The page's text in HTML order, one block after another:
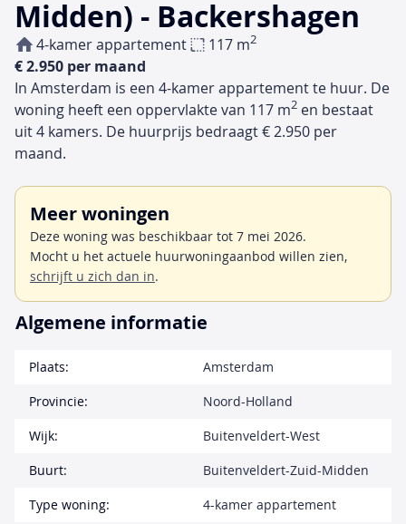
Midden) - Backershagen
4-kamer appartement 117 m2
€ 2.950 per maand
In Amsterdam is een 4-kamer appartement te huur. De
woning heeft een oppervlakte van 117 m2 en bestaat
uit 4 kamers. De huurprijs bedraagt € 2.950 per
maand.
Meer woningen
Deze woning was beschikbaar tot 7 mei 2026.
Mocht u het actuele huurwoningaanbod willen zien,
schrijft u zich dan in.
Algemene informatie
Plaats:
Amsterdam
Provincie:
Noord-Holland
Wijk:
Buitenveldert-West
Buurt:
Buitenveldert-Zuid-Midden
Type woning:
4-kamer appartement